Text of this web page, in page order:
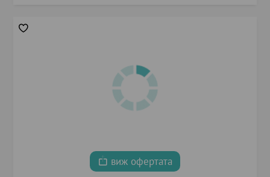
виж офертата